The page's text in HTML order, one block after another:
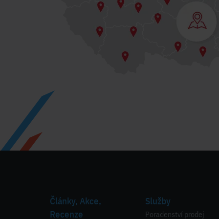
Články, Akce,
Recenze
Služby
Poradenství prodej